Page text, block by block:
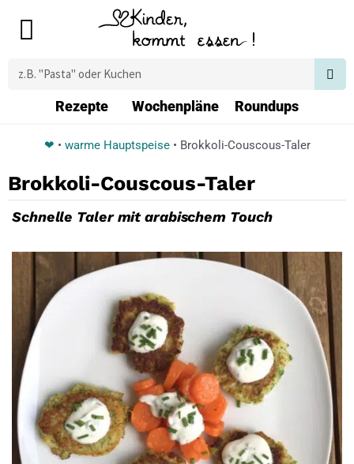
Main
Suche
Rezepte Wochenpläne Roundups
❤ • warme Hauptspeise• Brokkoli-Couscous-Taler
Brokkoli-Couscous-Taler
Schnelle Taler mit arabischem Touch